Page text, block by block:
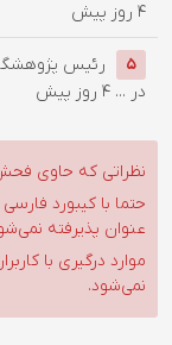
4 روز پیش
5
رئیس
در ... 4 روز پیش
نظراتی که حاوی
حتما با کیبورد
عنوان پذیرفته
موارد درگیری با
نمی‌شود.